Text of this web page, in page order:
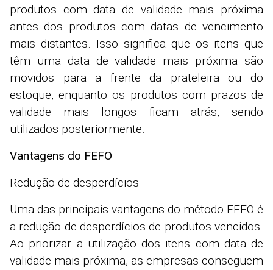
produtos com data de validade mais próxima
antes dos produtos com datas de vencimento
mais distantes. Isso significa que os itens que
têm uma data de validade mais próxima são
movidos para a frente da prateleira ou do
estoque, enquanto os produtos com prazos de
validade mais longos ficam atrás, sendo
utilizados posteriormente.
Vantagens do FEFO
Redução de desperdícios
Uma das principais vantagens do método FEFO é
a redução de desperdícios de produtos vencidos.
Ao priorizar a utilização dos itens com data de
validade mais próxima, as empresas conseguem